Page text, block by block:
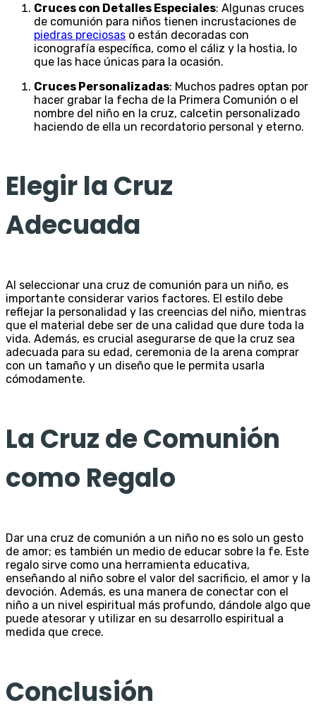
Cruces con Detalles Especiales: Algunas cruces
de comunión para niños tienen incrustaciones de
piedras preciosas o están decoradas con
iconografía específica, como el cáliz y la hostia, lo
que las hace únicas para la ocasión.
Cruces Personalizadas: Muchos padres optan por
hacer grabar la fecha de la Primera Comunión o el
nombre del niño en la cruz, calcetin personalizado
haciendo de ella un recordatorio personal y eterno.
Elegir la Cruz
Adecuada
Al seleccionar una cruz de comunión para un niño, es
importante considerar varios factores. El estilo debe
reflejar la personalidad y las creencias del niño, mientras
que el material debe ser de una calidad que dure toda la
vida. Además, es crucial asegurarse de que la cruz sea
adecuada para su edad, ceremonia de la arena comprar
con un tamaño y un diseño que le permita usarla
cómodamente.
La Cruz de Comunión
como Regalo
Dar una cruz de comunión a un niño no es solo un gesto
de amor; es también un medio de educar sobre la fe. Este
regalo sirve como una herramienta educativa,
enseñando al niño sobre el valor del sacrificio, el amor y la
devoción. Además, es una manera de conectar con el
niño a un nivel espiritual más profundo, dándole algo que
puede atesorar y utilizar en su desarrollo espiritual a
medida que crece.
Conclusión